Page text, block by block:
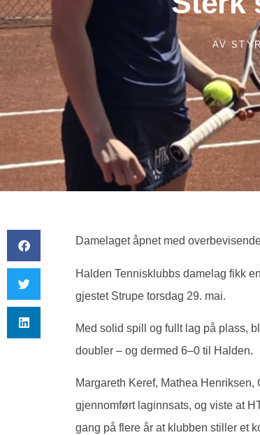
AV
Damelaget åpnet med
Halden Tennisklubbs damelag fikk
gjestet Strupe torsdag 29. mai.
Med solid spill og fullt lag på plass,
doubler – og dermed 6–0 til Halden.
Margareth Keref, Mathea
gjennomført laginnsats, og viste at
gang på flere år at klubben stiller et